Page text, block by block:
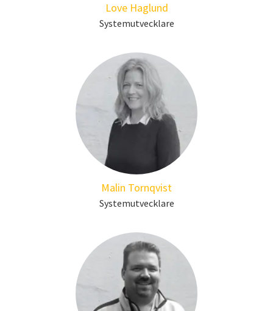
Love Haglund
Systemutvecklare
Malin Tornqvist
Systemutvecklare